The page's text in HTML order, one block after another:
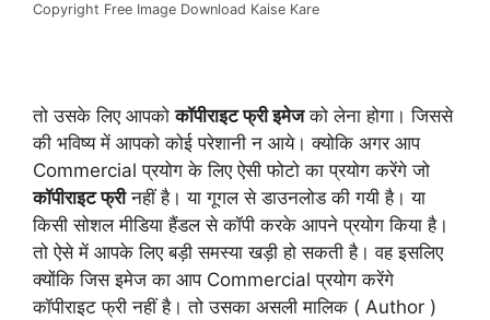
Copyright Free Image Download Kaise Kare
तो उसके लिए आपकोकॉपीराइट फ्री इमेजको लेना होगा। जिससे
की भविष्य में आपको कोई परेशानी न आये। क्योकि अगर आप
Commercial प्रयोग के लिए ऐसी फोटो का प्रयोग करेंगे जो
कॉपीराइट फ्रीनहीं है। या गूगल से डाउनलोड की गयी है। या
किसी सोशल मीडिया हैंडल से कॉपी करके आपने प्रयोग किया है।
तो ऐसे में आपके लिए बड़ी समस्या खड़ी हो सकती है। वह इसलिए
क्योंकि जिस इमेज का आप Commercial प्रयोग करेंगे
कॉपीराइट फ्री नहीं है। तो उसका असली मालिक ( Author )